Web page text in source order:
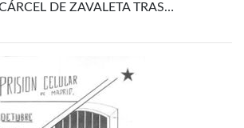
DE ZAVALETA TRAS…